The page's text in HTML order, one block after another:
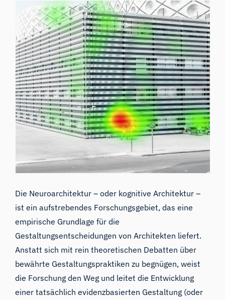
Die Neuroarchitektur – oder kognitive Architektur –
ist ein aufstrebendes Forschungsgebiet, das eine
empirische Grundlage für die
Gestaltungsentscheidungen von Architekten liefert.
Anstatt sich mit rein theoretischen Debatten über
bewährte Gestaltungspraktiken zu begnügen, weist
die Forschung den Weg und leitet die Entwicklung
einer tatsächlichevidenzbasierten Gestaltung (oder